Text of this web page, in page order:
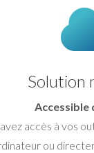
Solution
accès à vos
ou